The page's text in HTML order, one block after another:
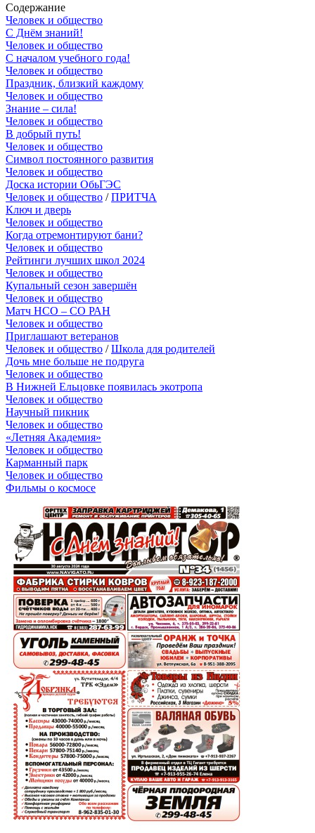
Содержание
Человек и общество
С Днём знаний!
Человек и общество
С началом учебного года!
Человек и общество
Праздник, близкий каждому
Человек и общество
Знание – сила!
Человек и общество
В добрый путь!
Человек и общество
Символ постоянного развития
Человек и общество
Доска истории ОбьГЭС
Человек и общество /ПРИТЧА
Ключ и дверь
Человек и общество
Когда отремонтируют бани?
Человек и общество
Рейтинги лучших школ 2024
Человек и общество
Купальный сезон завершён
Человек и общество
Матч НСО – СО РАН
Человек и общество
Приглашают ветеранов
Человек и общество /Школа для родителей
Дочь мне больше не подруга
Человек и общество
В Нижней Ельцовке появилась экотропа
Человек и общество
Научный пикник
Человек и общество
«Летняя Академия»
Человек и общество
Карманный парк
Человек и общество
Фильмы о космосе